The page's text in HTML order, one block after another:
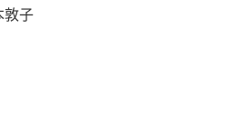
敦子